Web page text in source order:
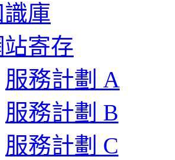
庫
寄存
服務計劃 A
服務計劃 B
服務計劃 C